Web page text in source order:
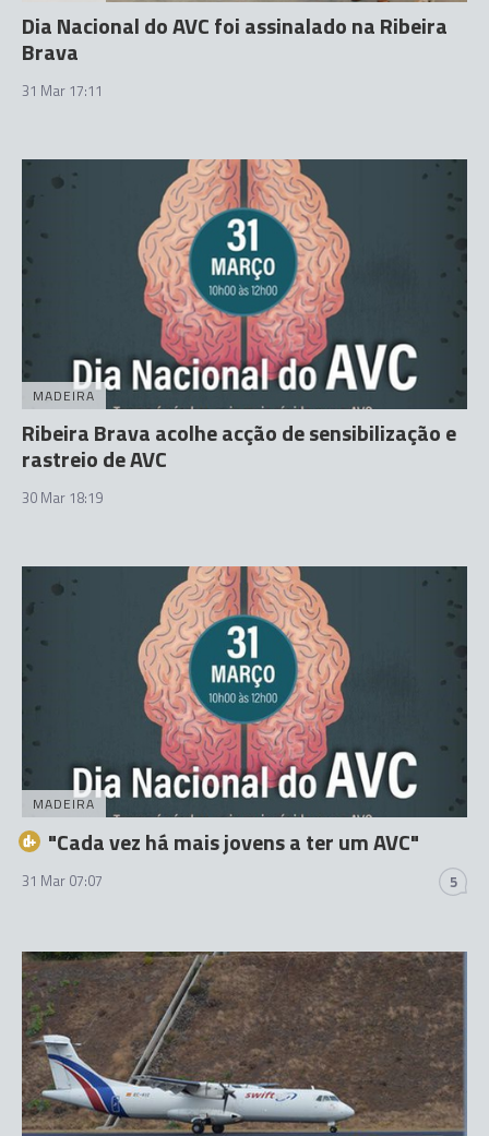
Dia Nacional do AVC foi assinalado na Ribeira
Brava
31 Mar 17:11
MADEIRA
Ribeira Brava acolhe acção de sensibilização e
rastreio de AVC
30 Mar 18:19
MADEIRA
"Cada vez há mais jovens a ter um AVC"
31 Mar 07:07 5